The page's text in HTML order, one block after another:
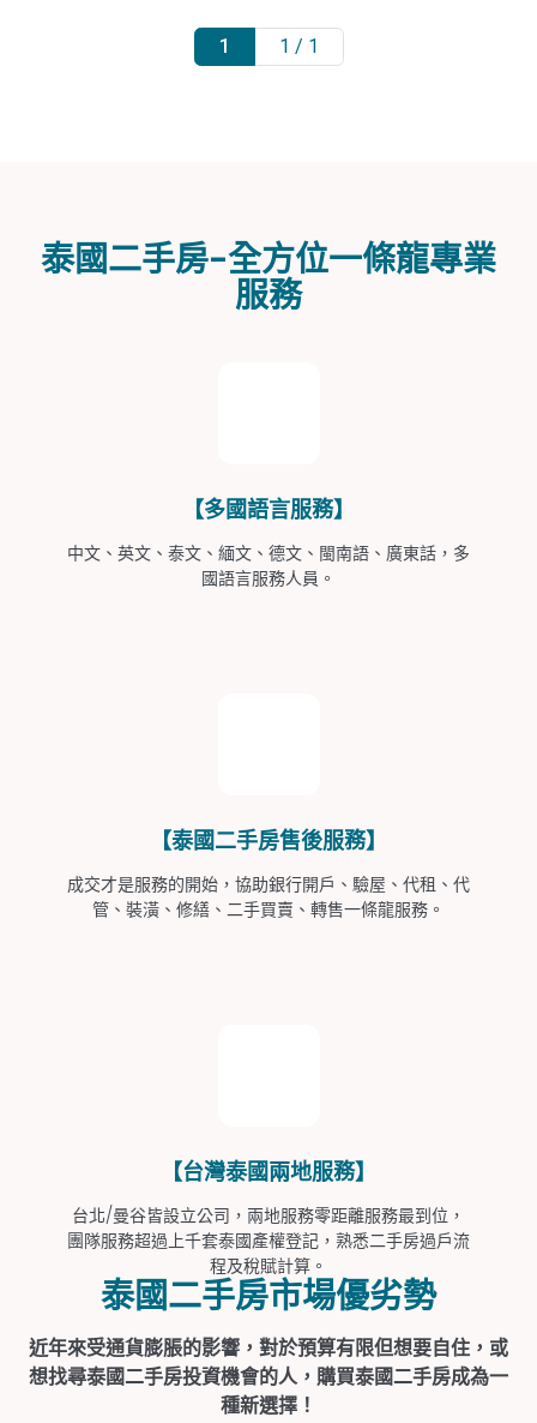
1 1 / 1
泰國二手房-全方位一條龍專業
服務
【多國語言服務】
中文、英文、泰文、緬文、德文、閩南語、廣東話，多
國語言服務人員。
【泰國二手房售後服務】
成交才是服務的開始，協助銀行開戶、驗屋、代租、代
管、裝潢、修繕、二手買賣、轉售一條龍服務。
【台灣泰國兩地服務】
台北/曼谷皆設立公司，兩地服務零距離服務最到位，
團隊服務超過上千套泰國產權登記，熟悉二手房過戶流
程及稅賦計算。
泰國二手房市場優劣勢
近年來受通貨膨脹的影響，對於預算有限但想要自住，或
想找尋泰國二手房投資機會的人，購買泰國二手房成為一
種新選擇！